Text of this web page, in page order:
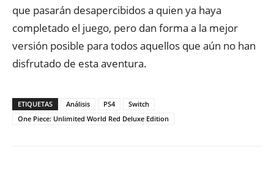
que pasarán desapercibidos a quien ya haya
completado el juego, pero dan forma a la mejor
versión posible para todos aquellos que aún no han
disfrutado de esta aventura.
ETIQUETAS Análisis PS4
Switch
One Piece: Unlimited World Red Deluxe Edition